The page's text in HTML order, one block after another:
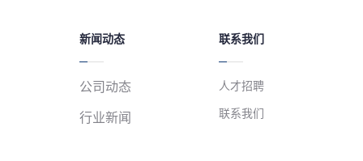
新闻动态
公司动态
行业新闻
联系我们
人才招聘
联系我们